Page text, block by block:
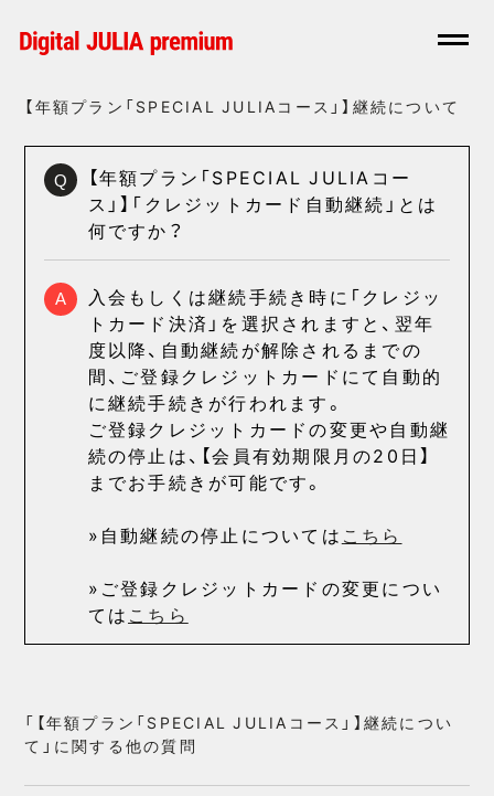
【年額プラン「SPECIAL JULIAコース」】継続について
Q
【年額プラン「SPECIAL JULIAコー
ス」】「クレジットカード自動継続」とは
何ですか？
A
入会もしくは継続手続き時に「クレジッ
トカード決済」を選択されますと、翌年
度以降、自動継続が解除されるまでの
間、ご登録クレジットカードにて自動的
に継続手続きが行われます。
ご登録クレジットカードの変更や自動継
続の停止は、【会員有効期限月の20日】
までお手続きが可能です。
»自動継続の停止については こちら
»ご登録クレジットカードの変更につい
ては こちら
「【年額プラン「SPECIAL JULIAコース」】継続につい
て」に関する他の質問